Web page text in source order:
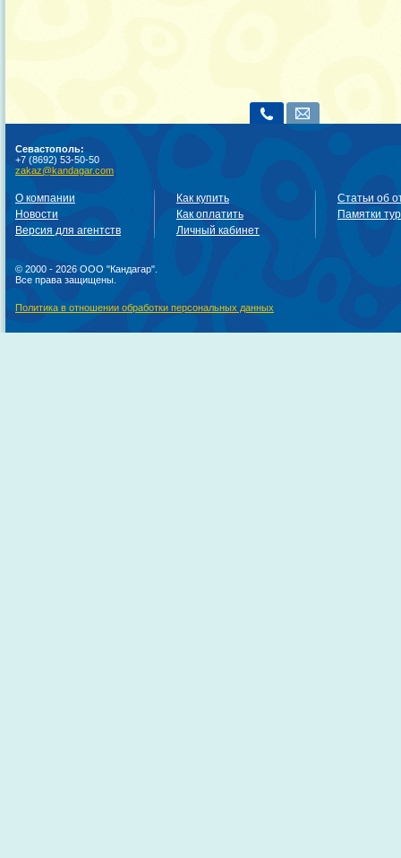
Севастополь:
+7 (8692) 53-50-50
zakaz@kandagar.com
О компании
Новости
Версия для агентств
Как купить
Как оплатить
Личный кабинет
Статьи об
Памятки
© 2000 - 2026 ООО "Кандагар".
Все права защищены.
Политика в отношении обработки персональных данных